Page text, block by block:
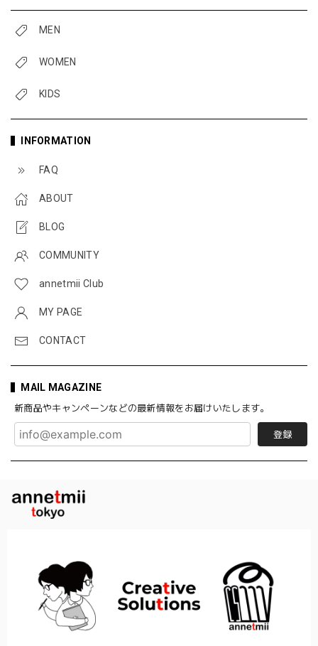
MEN
WOMEN
KIDS
INFORMATION
FAQ
ABOUT
BLOG
COMMUNITY
annetmii Club
MY PAGE
CONTACT
MAIL MAGAZINE
新商品やキャンペーンなどの最新情報をお届けいたします。
登録